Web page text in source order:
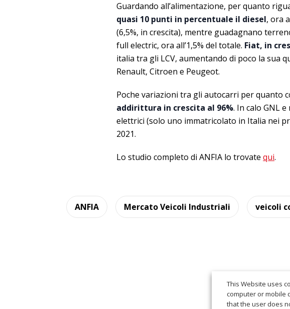
Guardando all’alimentazione, per quanto
quasi 10 punti in percentuale il diesel, ora
(6,5%, in crescita), mentre guadagnano
full electric, ora all’1,5% del totale. Fiat, in
italia tra gli LCV, aumentando di poco la sua
Renault, Citroen e Peugeot.
Poche variazioni tra gli autocarri per quanto
addirittura in crescita al 96%. In calo GNL
elettrici (solo uno immatricolato in Italia nei
2021.
Lo studio completo di ANFIA lo trovate qui.
ANFIA Mercato Veicoli Industriali veicoli
This Website uses
computer or mobile
that the user does